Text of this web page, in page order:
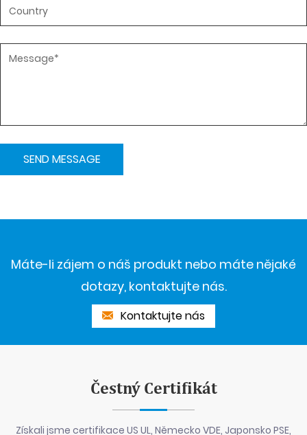
Máte-li zájem o náš produkt nebo máte nějaké
dotazy, kontaktujte nás.
Kontaktujte nás
Čestný Certifikát
Získali jsme certifikace US UL, Německo VDE, Japonsko PSE,